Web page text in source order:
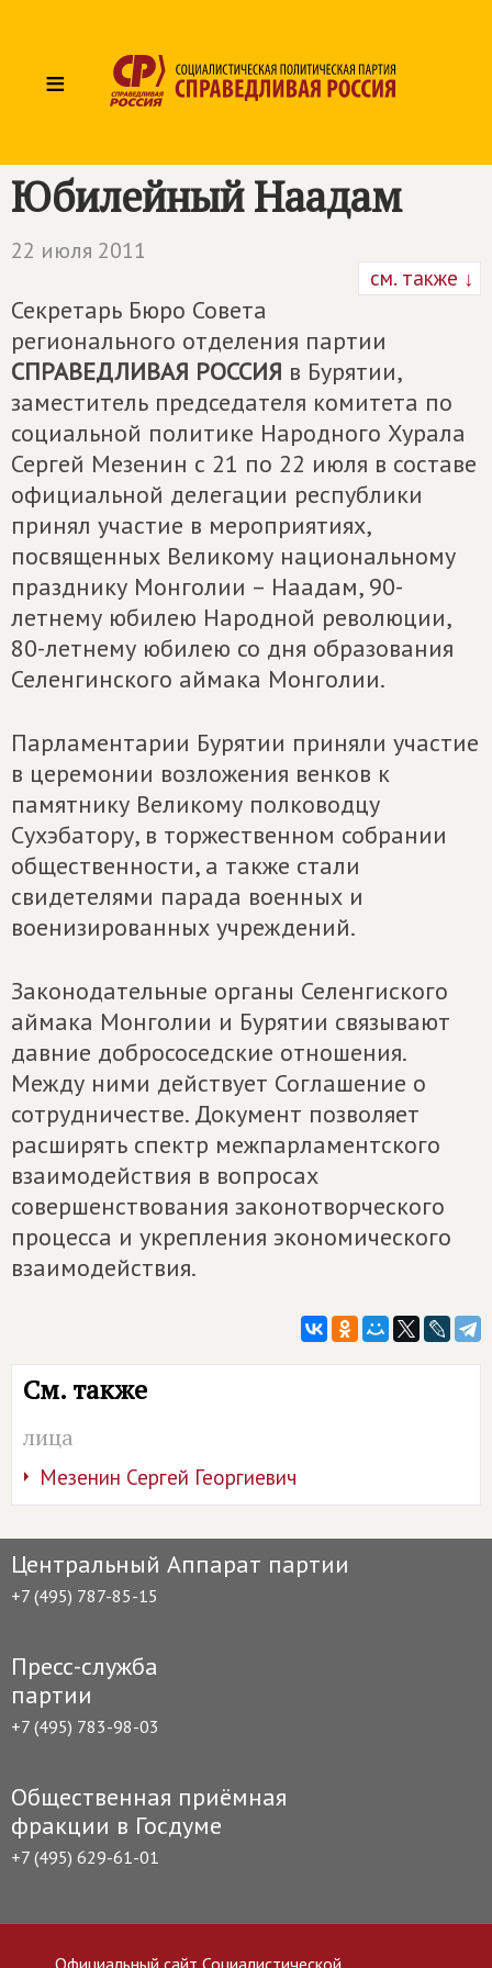
≡
Юбилейный Наадам
22 июля 2011
см. также ↓
Секретарь Бюро Совета
регионального отделения партии
СПРАВЕДЛИВАЯ РОССИЯ в Бурятии,
заместитель председателя комитета по
социальной политике Народного Хурала
Сергей Мезенин с 21 по 22 июля в составе
официальной делегации республики
принял участие в мероприятиях,
посвященных Великому национальному
празднику Монголии – Наадам, 90-
летнему юбилею Народной революции,
80-летнему юбилею со дня образования
Селенгинского аймака Монголии.
Парламентарии Бурятии приняли участие
в церемонии возложения венков к
памятнику Великому полководцу
Сухэбатору, в торжественном собрании
общественности, а также стали
свидетелями парада военных и
военизированных учреждений.
Законодательные органы Селенгиского
аймака Монголии и Бурятии связывают
давние добрососедские отношения.
Между ними действует Соглашение о
сотрудничестве. Документ позволяет
расширять спектр межпарламентского
взаимодействия в вопросах
совершенствования законотворческого
процесса и укрепления экономического
взаимодействия.
См. также
лица
Мезенин Сергей Георгиевич
Центральный Аппарат партии
+7 (495) 787-85-15
Пресс-служба
партии
+7 (495) 783-98-03
Общественная приёмная
фракции в Госдуме
+7 (495) 629-61-01
Официальный сайт Социалистической